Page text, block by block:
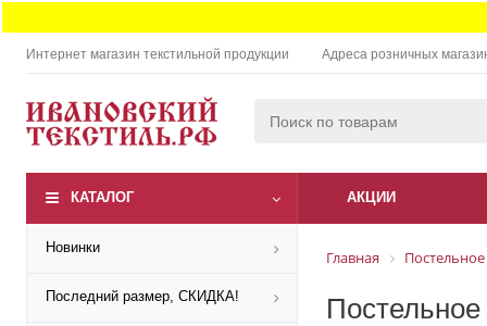
Интернет магазин текстильной продукции Адреса розничных
КАТАЛОГ АКЦИИ
Новинки
Последний размер, СКИДКА!
Главная